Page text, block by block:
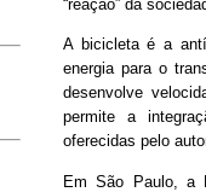
“reação” da
A bicicleta é a
energia para o
desenvolve
permite a
oferecidas pelo
Em São Paulo, a